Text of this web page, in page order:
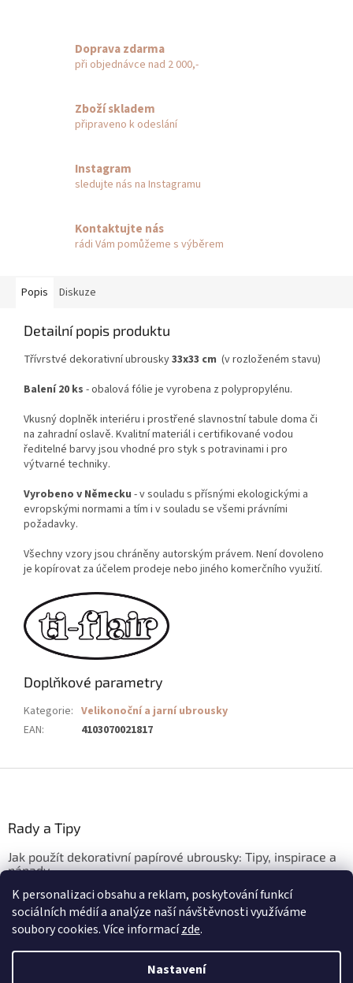
K personalizaci obsahu a reklam, poskytování funkcí
sociálních médií a analýze naší návštěvnosti využíváme
soubory cookies. Více informacízde.
Nastavení
Doprava zdarma
při objednávce nad 2 000,-
Zboží skladem
připraveno k odeslání
Instagram
sledujte nás na Instagramu
Kontaktujte nás
rádi Vám pomůžeme s výběrem
Popis Diskuze
Detailní popis produktu
Třívrstvé dekorativní ubrousky33x33 cm (v rozloženém stavu)
Balení 20 ks - obalová fólie je vyrobena z polypropylénu.
Vkusný doplněk interiéru i prostřené slavnostní tabule doma či
na zahradní oslavě. Kvalitní materiál i certifikované vodou
ředitelné barvy jsou vhodné pro styk s potravinami i pro
výtvarné techniky.
Vyrobeno v Německu - v souladu s přísnými ekologickými a
evropskými normami a tím i v souladu se všemi právními
požadavky.
Všechny vzory jsou chráněny autorským právem. Není dovoleno
je kopírovat za účelem prodeje nebo jiného komerčního využití.
Doplňkové parametry
Kategorie: Velikonoční a jarní ubrousky
EAN: 4103070021817
Rady a Tipy
Jak použít dekorativní papírové ubrousky: Tipy, inspirace a
nápady
3.3.2026